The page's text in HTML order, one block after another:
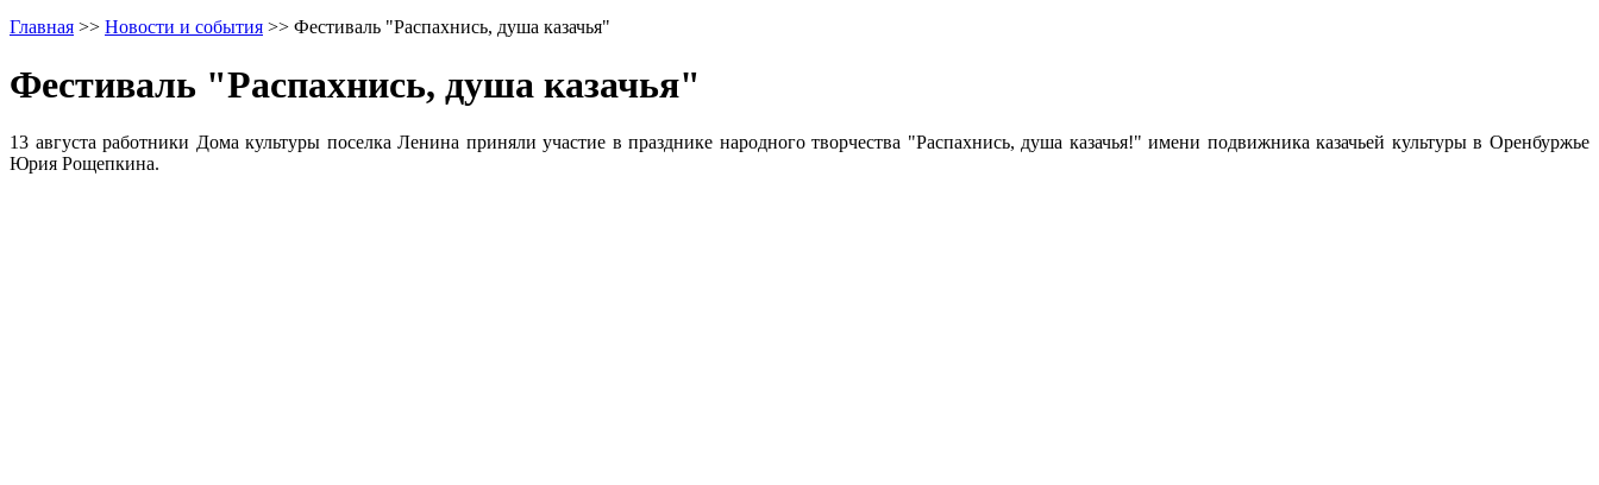
Главная >> Новости и события >> Фестиваль "Распахнись, душа казачья"
Фестиваль "Распахнись, душа казачья"
13 августа работники Дома культуры поселка Ленина приняли участие в празднике народного творчества "Распахнись, душа казачья!" имени подвижника казачьей культуры в Оренбуржье
Юрия Рощепкина.